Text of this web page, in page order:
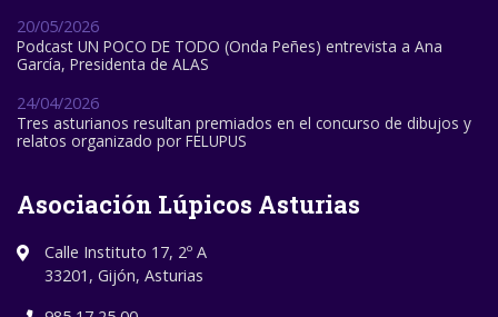
20/05/2026
Podcast UN POCO DE TODO (Onda Peñes) entrevista a Ana
García, Presidenta de ALAS
24/04/2026
Tres asturianos resultan premiados en el concurso de dibujos y
relatos organizado por FELUPUS
Asociación Lúpicos Asturias
Calle Instituto 17, 2º A
33201, Gijón, Asturias